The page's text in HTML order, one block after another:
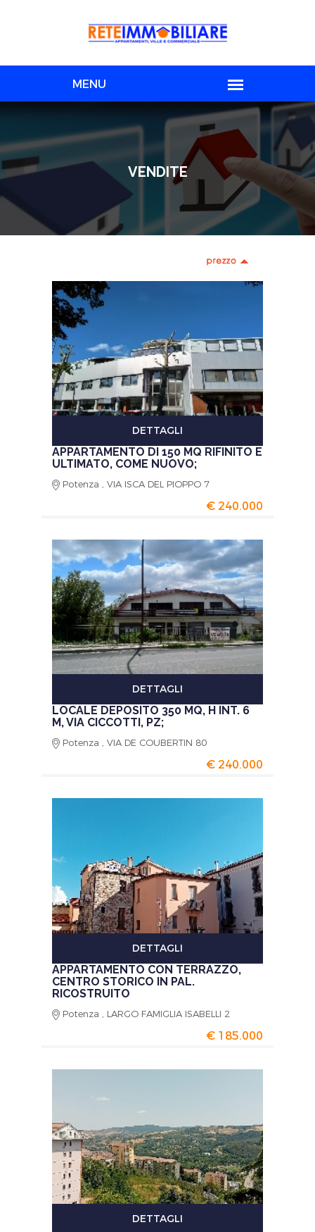
VENDITE
DETTAGLI
APPARTAMENTO DI 150 MQ RIFINITO E
ULTIMATO, COME NUOVO;
Potenza , VIA ISCA DEL PIOPPO 7
€ 240.000
DETTAGLI
LOCALE DEPOSITO 350 MQ, H INT. 6
M, VIA CICCOTTI, PZ;
Potenza , VIA DE COUBERTIN 80
€ 240.000
DETTAGLI
APPARTAMENTO CON TERRAZZO,
CENTRO STORICO IN PAL.
RICOSTRUITO
Potenza , LARGO FAMIGLIA ISABELLI 2
€ 185.000
DETTAGLI